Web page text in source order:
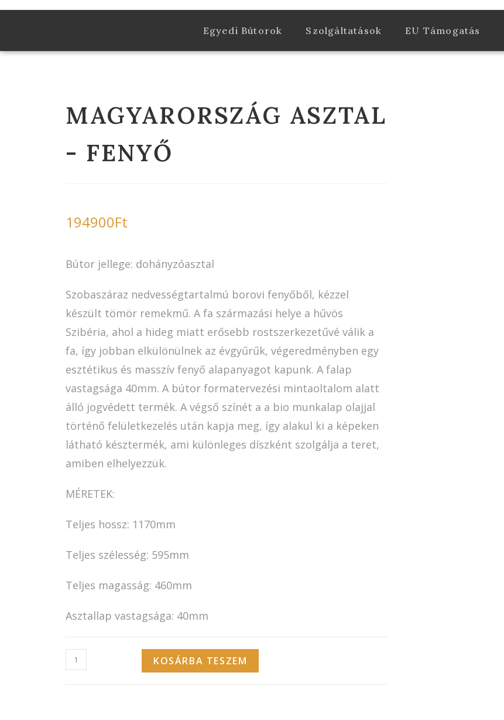
Egyedi Bútorok Szolgáltatások EU Támogatás
MAGYARORSZÁG ASZTAL
- FENYŐ
194900Ft
Bútor jellege: dohányzóasztal
Szobaszáraz nedvességtartalmú borovi fenyőből, kézzel
készült tömör remekmű. A fa származási helye a hűvös
Szibéria, ahol a hideg miatt erősebb rostszerkezetűvé válik a
fa, így jobban elkülönülnek az évgyűrűk, végeredményben egy
esztétikus és masszív fenyő alapanyagot kapunk. A falap
vastagsága 40mm. A bútor formatervezési mintaoltalom alatt
álló jogvédett termék. A végső színét a a bio munkalap olajjal
történő felületkezelés után kapja meg, így alakul ki a képeken
látható késztermék, ami különleges díszként szolgálja a teret,
amiben elhelyezzük.
MÉRETEK:
Teljes hossz: 1170mm
Teljes szélesség: 595mm
Teljes magasság: 460mm
Asztallap vastagsága: 40mm
KOSÁRBA TESZEM